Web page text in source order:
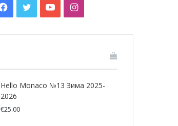
Facebook
TwitterYouTubeInstagram
Hello Monaco №13 Зима 2025-
2026
€25.00